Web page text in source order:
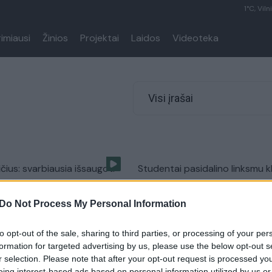
Do Not Process My Personal Information
opt-out of the sale, sharing to third parties, or processing of your
for targeted advertising by us, please use the below opt-out
selection. Please note that after your opt-out request is processed
1°C,
Žinios Projektai Laidos Videoteka
Visi įrašai
svarbiausia išsaugoti
šviežumą
Auto
Studentai pasidalino linksmu
„Kalėdų simboliai kitaip“
Žinios | Videobumas
„Hello“ – „YouTube“
Linksmame vaizdo klipe
greito maisto vartotojai